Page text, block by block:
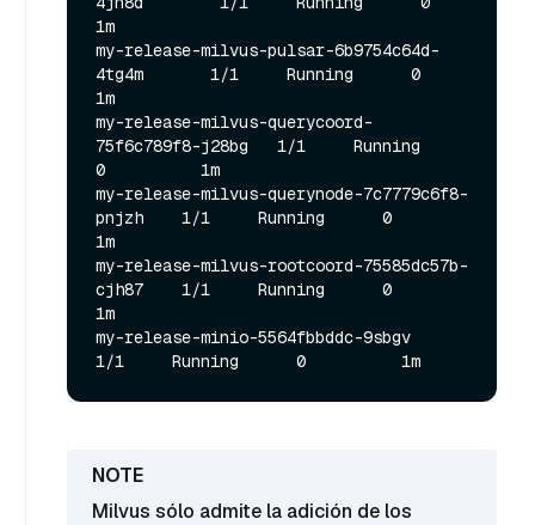
1m
my-release-milvus-pulsar-6b9754c64d-
4tg4m       1/1     Running      0
1m
my-release-milvus-querycoord-
75f6c789f8-j28bg   1/1     Running
0          1m
my-release-milvus-querynode-7c7779c6f8-
pnjzh    1/1     Running      0
1m
my-release-milvus-rootcoord-75585dc57b-
cjh87    1/1     Running      0
1m
my-release-minio-5564fbbddc-9sbgv
Milvus sólo admite la adición de los